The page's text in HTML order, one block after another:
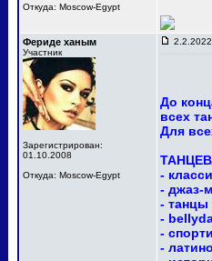
Откуда: Moscow-Egypt
Фериде ханым
Участник
Зарегистрирован:
01.10.2008
Откуда: Moscow-Egypt
До
всех
Для
-
- джаз-
- танцы
-
-
-